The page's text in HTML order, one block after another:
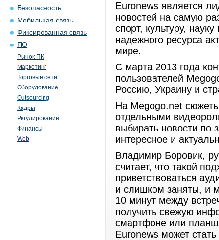
Безопасность
Мобильная связь
Фиксированная связь
ПО
Рынок ПК
Маркетинг
Торговые сети
Оборудование
Outsourcing
Кадры
Регулирование
Финансы
Web
Euronews является
новостей на самую
спорт, культуру,
надежного ресурса
мире.
С марта 2013 года
пользователей
Россию, Украину и
На Megogo.net
отдельными
выбирать новости по
интересное и
Владимир Боровик,
считает, что такой
приветствоваться
и слишком заняты, и
10 минут между
получить свежую
смартфоне или
Euronews может